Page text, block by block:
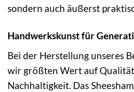
sondern auch äußerst
Handwerkskunst für
Bei der Herstellung unseres
wir größten Wert auf
Nachhaltigkeit. Das